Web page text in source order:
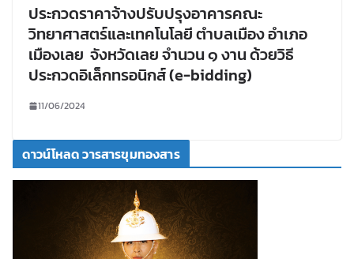
ประกวดราคาจ้างปรับปรุงอาคารคณะ
วิทยาศาสตร์และเทคโนโลยี ตำบลเมือง อำเภอ
เมืองเลย จังหวัดเลย จำนวน ๑ งาน ด้วยวิธี
ประกวดอิเล็กทรอนิกส์ (e-bidding)
11/06/2024
ดาวน์โหลด วารสารขุมทองสาร